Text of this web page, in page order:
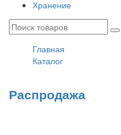
Хранение
Главная
Каталог
Распродажа